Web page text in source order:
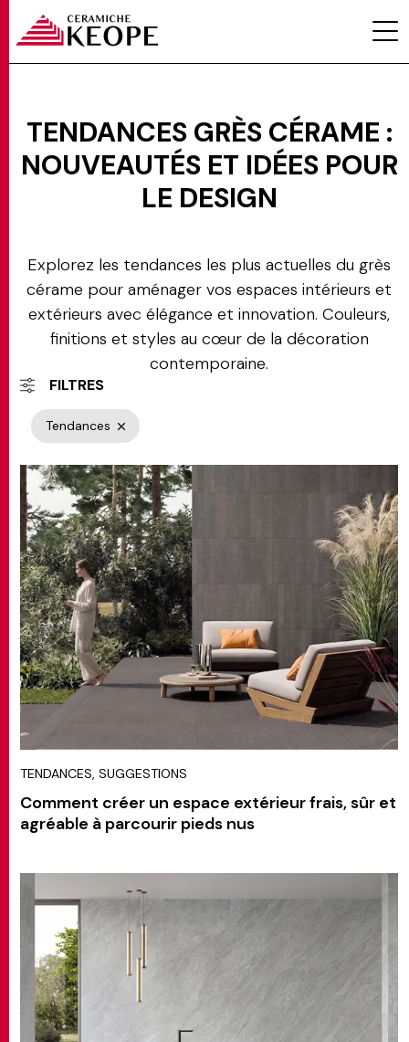
PROJETS
MAGAZINE
CONTACTS
MATCH APP
RECHERCHE
ESPACE RÉSERVÉ
TENDANCES GRÈS CÉRAME :
NOUVEAUTÉS ET IDÉES POUR
LE DESIGN
Explorez les tendances les plus actuelles du grès
cérame pour aménager vos espaces intérieurs et
extérieurs avec élégance et innovation. Couleurs,
finitions et styles au cœur de la décoration
contemporaine.
FILTRES
Tendances
Tendances
TENDANCES, SUGGESTIONS
Comment créer un espace extérieur frais, sûr et
agréable à parcourir pieds nus